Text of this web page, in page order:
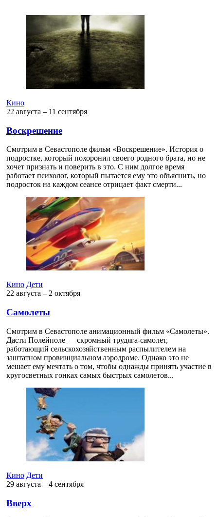
Кино
22 августа ‒ 11 сентября
Воскрешение
Смотрим в Севастополе фильм «Воскрешение». История о
подростке, который похоронил своего родного брата, но не
хочет признать и поверить в это. С ним долгое время
работает психолог, который пытается ему это объяснить, но
подросток на каждом сеансе отрицает факт смерти...
Кино Дети
22 августа ‒ 2 октября
Самолеты
Смотрим в Севастополе анимационный фильм «Самолеты».
Дасти Полейполе — скромный трудяга-самолет,
работающий сельскохозяйственным распылителем на
заштатном провинциальном аэродроме. Однако это не
мешает ему мечтать о том, чтобы однажды принять участие в
кругосветных гонках самых быстрых самолетов...
Кино Дети
29 августа ‒ 4 сентября
Вверх